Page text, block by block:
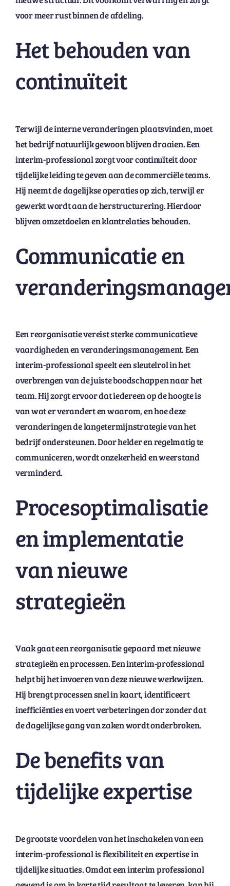
voor meer rust binnen de afdeling.
Het behouden van
continuïteit
Terwijl de interne veranderingen plaatsvinden, moet
het bedrijf natuurlijk gewoon blijven draaien. Een
interim-professional zorgt voor continuïteit door
tijdelijke leiding te geven aan de commerciële teams.
Hij neemt de dagelijkse operaties op zich, terwijl er
gewerkt wordt aan de herstructurering. Hierdoor
blijven omzetdoelen en klantrelaties behouden.
Communicatie en
Een reorganisatie vereist sterke communicatieve
vaardigheden en veranderingsmanagement. Een
interim-professional speelt een sleutelrol in het
overbrengen van de juiste boodschappen naar het
team. Hij zorgt ervoor dat iedereen op de hoogte is
van wat er verandert en waarom, en hoe deze
veranderingen de langetermijnstrategie van het
bedrijf ondersteunen. Door helder en regelmatig te
communiceren, wordt onzekerheid en weerstand
verminderd.
Procesoptimalisatie
en implementatie
van nieuwe
strategieën
Vaak gaat een reorganisatie gepaard met nieuwe
strategieën en processen. Een interim-professional
helpt bij het invoeren van deze nieuwe werkwijzen.
Hij brengt processen snel in kaart, identificeert
inefficiënties en voert verbeteringen dor zonder dat
de dagelijkse gang van zaken wordt onderbroken.
De benefits van
tijdelijke expertise
De grootste voordelen van het inschakelen van een
interim-professional is flexibiliteit en expertise in
tijdelijke situaties. Omdat een interim professional